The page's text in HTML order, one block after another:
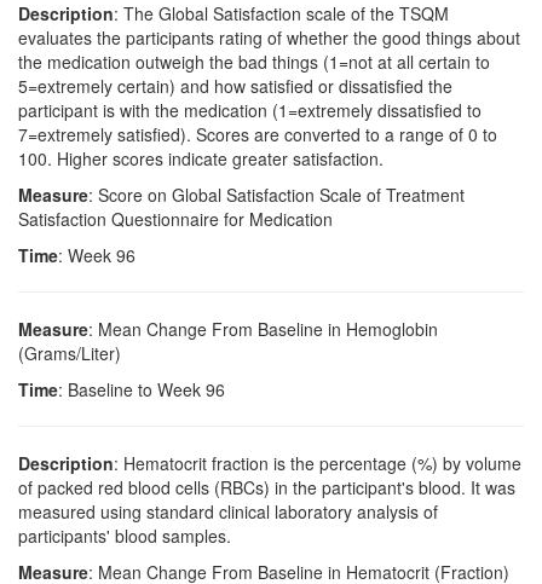
Description: The Global Satisfaction scale of the TSQM
evaluates the participants rating of whether the good things about
the medication outweigh the bad things (1=not at all certain to
5=extremely certain) and how satisfied or dissatisfied the
participant is with the medication (1=extremely dissatisfied to
7=extremely satisfied). Scores are converted to a range of 0 to
100. Higher scores indicate greater satisfaction.
Measure: Score on Global Satisfaction Scale of Treatment
Satisfaction Questionnaire for Medication
Time: Week 96
Measure: Mean Change From Baseline in Hemoglobin
(Grams/Liter)
Time: Baseline to Week 96
Description: Hematocrit fraction is the percentage (%) by volume
of packed red blood cells (RBCs) in the participant's blood. It was
measured using standard clinical laboratory analysis of
participants' blood samples.
Measure: Mean Change From Baseline in Hematocrit (Fraction)